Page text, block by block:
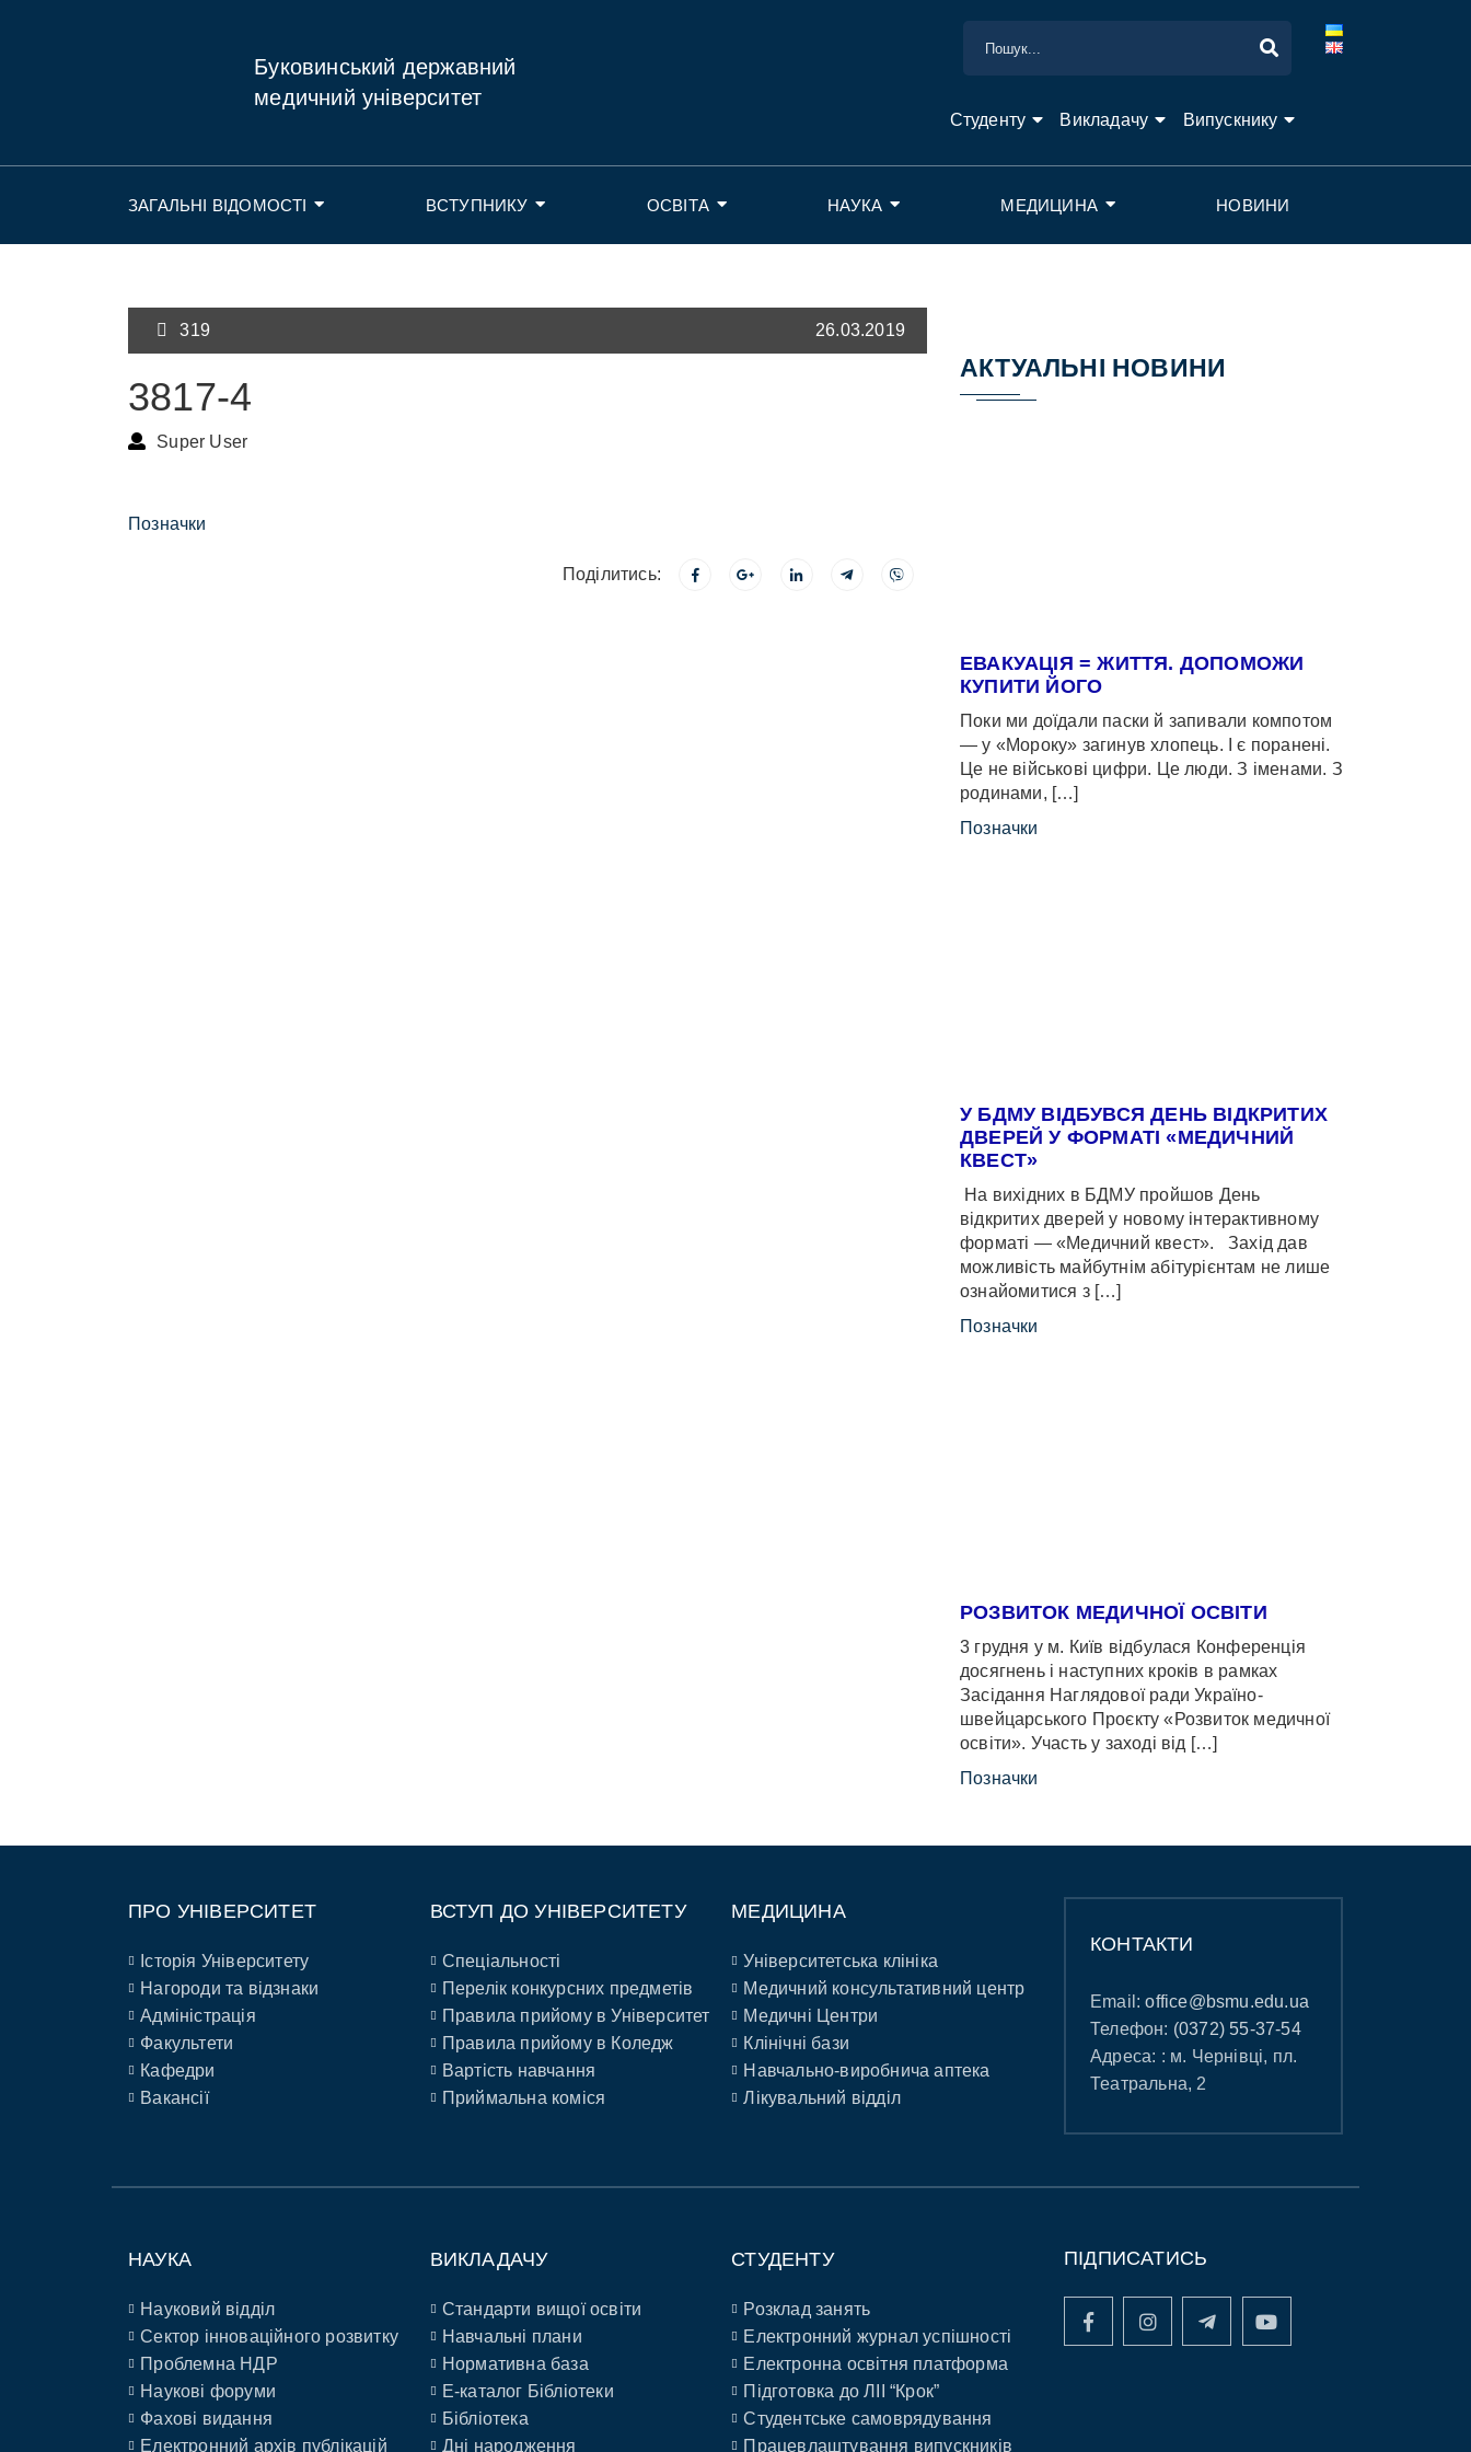
Буковинський державний
медичний університет
Студенту Викладачу Випускнику
ЗАГАЛЬНІ ВІДОМОСТІ ВСТУПНИКУ ОСВІТА НАУКА МЕДИЦИНА НОВИНИ
319 26.03.2019
3817-4
Super User
Позначки
Поділитись:
АКТУАЛЬНІ НОВИНИ
ЕВАКУАЦІЯ = ЖИТТЯ. ДОПОМОЖИ
КУПИТИ ЙОГО
Поки ми доїдали паски й запивали компотом
— у «Мороку» загинув хлопець. І є поранені.
Це не військові цифри. Це люди. З іменами. З
родинами, […]
Позначки
У БДМУ ВІДБУВСЯ ДЕНЬ ВІДКРИТИХ
ДВЕРЕЙ У ФОРМАТІ «МЕДИЧНИЙ
КВЕСТ»
На вихідних в БДМУ пройшов День
відкритих дверей у новому інтерактивному
форматі — «Медичний квест». Захід дав
можливість майбутнім абітурієнтам не лише
ознайомитися з […]
Позначки
РОЗВИТОК МЕДИЧНОЇ ОСВІТИ
3 грудня у м. Київ відбулася Конференція
досягнень і наступних кроків в рамках
Засідання Наглядової ради Україно-
швейцарського Проєкту «Розвиток медичної
освіти». Участь у заході від […]
Позначки
ПРО УНІВЕРСИТЕТ
Історія Університету
Нагороди та відзнаки
Адміністрація
Факультети
Кафедри
Вакансії
ВСТУП ДО УНІВЕРСИТЕТУ
Спеціальності
Перелік конкурсних предметів
Правила прийому в Університет
Правила прийому в Коледж
Вартість навчання
Приймальна коміся
МЕДИЦИНА
Університетська клініка
Медичний консультативний центр
Медичні Центри
Клінічні бази
Навчально-виробнича аптека
Лікувальний відділ
КОНТАКТИ
Email:office@bsmu.edu.ua
Телефон: (0372) 55-37-54
Адреса: : м. Чернівці, пл.
Театральна, 2
НАУКА
Науковий відділ
Сектор інноваційного розвитку
Проблемна НДР
Наукові форуми
Фахові видання
Електронний архів публікацій
ВИКЛАДАЧУ
Стандарти вищої освіти
Навчальні плани
Нормативна база
E-каталог Бібліотеки
Бібліотека
Дні народження
СТУДЕНТУ
Розклад занять
Електронний журнал успішності
Електронна освітня платформа
Підготовка до ЛІІ “Крок”
Студентське самоврядування
Працевлаштування випускників
ПІДПИСАТИСЬ